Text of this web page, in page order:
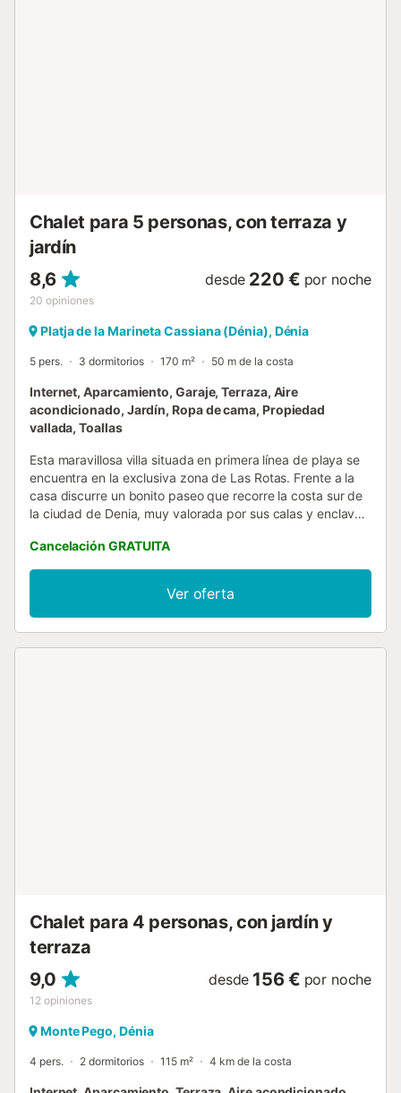
Chalet para 5 personas, con terraza y
jardín
8,6
20 opiniones
desde 220 € por noche
Platja de la Marineta Cassiana (Dénia), Dénia
5 pers. 3 dormitorios 170 m² 50 m de la costa
Internet, Aparcamiento, Garaje, Terraza, Aire
acondicionado, Jardín, Ropa de cama, Propiedad
vallada, Toallas
Esta maravillosa villa situada en primera línea de playa se
encuentra en la exclusiva zona de Las Rotas. Frente a la
casa discurre un bonito paseo que recorre la costa sur de
la ciudad de Denia, muy valorada por sus calas y enclaves
capacidad para 5 personas. El jardín de la vivienda es muy
amplio, y dispone de zonas de césped así como de otras
con suelo, para mayor comodidad de nuestros clientes. La
piscina está cubierta (no climatizada). Al entrar en la casa
nos encontramos el salón/comedor, este tiene unos
Cancelación GRATUITA
Ver oferta
Chalet para 4 personas, con jardín y
terraza
9,0
12 opiniones
desde 156 € por noche
Monte Pego, Dénia
4 pers. 2 dormitorios 115 m² 4 km de la costa